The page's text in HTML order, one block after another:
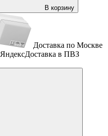
В корзину
Доставка по Москве
ЯндексДоставка в ПВЗ